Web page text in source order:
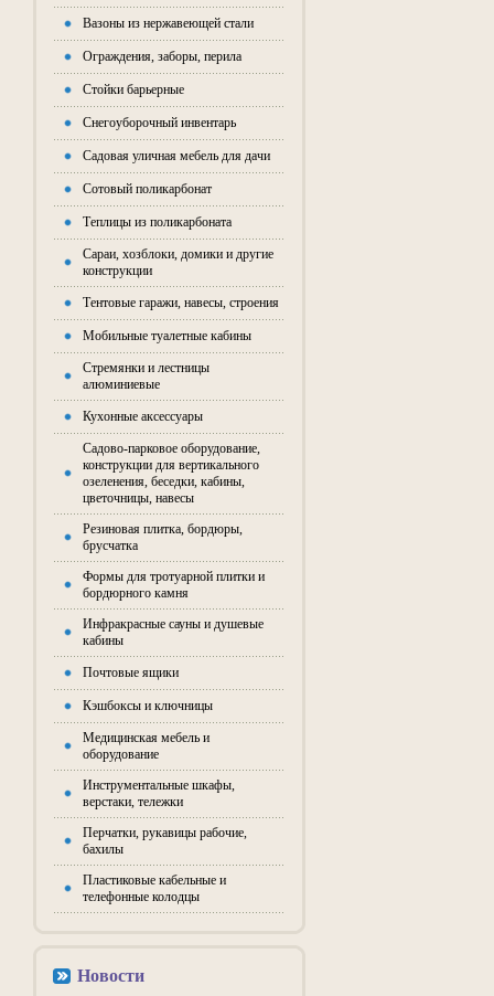
Вазоны из нержавеющей стали
Ограждения, заборы, перила
Стойки барьерные
Снегоуборочный инвентарь
Садовая уличная мебель для дачи
Сотовый поликарбонат
Теплицы из поликарбоната
Сараи, хозблоки, домики и другие
конструкции
Тентовые гаражи, навесы, строения
Мобильные туалетные кабины
Стремянки и лестницы
алюминиевые
Кухонные аксессуары
Садово-парковое оборудование,
конструкции для вертикального
озеленения, беседки, кабины,
цветочницы, навесы
Резиновая плитка, бордюры,
брусчатка
Формы для тротуарной плитки и
бордюрного камня
Инфракрасные сауны и душевые
кабины
Почтовые ящики
Кэшбоксы и ключницы
Медицинская мебель и
оборудование
Инструментальные шкафы,
верстаки, тележки
Перчатки, рукавицы рабочие,
бахилы
Пластиковые кабельные и
телефонные колодцы
Новости